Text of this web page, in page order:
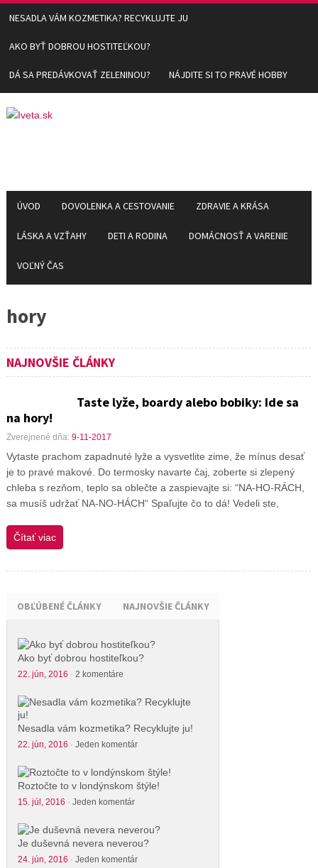
NESADLA VÁM KOZMETIKA? RECYKLUJTE JU
AKO BYŤ DOBROU HOSTITEĽKOU?
DÁ SA PREDÁVKOVAŤ ZELENINOU? NÁJDITE SI TO PRAVÉ HOBBY
ÚVOD DOVOLENKA A CESTOVANIE ZDRAVIE A KRÁSA
LÁSKA A VZŤAHY DETI A RODINA DOMÁCNOSŤ A VARENIE
VOĽNÝ ČAS
hory
NAJNOVŠIE ČLÁNKY
Taste lyže, boardy alebo bobiky: Ide sa
na hory!
Zverejnené dňa: 9-11-2017
Vytaste prachom zapadnuté lyže a vysvetlite zime, že mínus desať
je to pravé makové. Do termosky navarte čaj, zoberte si zlepený
chleba s rezňom, teplo sa oblečte a zaspievajte si: “NA-HO-RÁCH,
sa musíš udržať NA-NO-HÁCH“ Spaľujte čo to dá! Vedeli ste,
Čítať viac
OBĽÚBENÉ ČLÁNKY NAJNOVŠIE ČLÁNKY
Ako byť dobrou hostiteľkou?
22. jún, 2016 · 2 komentáre
Nesadla vám kozmetika? Recyklujte ju!
22. jún, 2016 · Jeden komentár
Roztočte to v londýnskom štýle!
15. júl, 2016 · Jeden komentár
Je duševná nevera neverou?
24. jún, 2016 · Jeden komentár